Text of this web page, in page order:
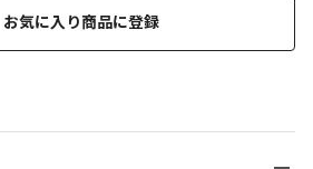
お気に入り商品に登録